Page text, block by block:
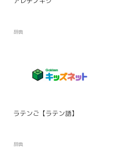
辞典
ラテンご【ラテン語】
辞典